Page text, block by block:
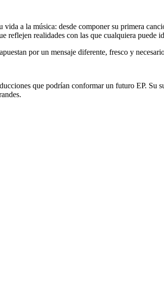
a la música: desde componer su primera
reflejen realidades con las que cualquiera puede
por un mensaje diferente, fresco y
que podrían conformar un futuro EP. Su